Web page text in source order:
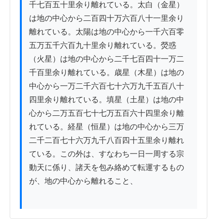
千七百五十里余り離れている。太白（金星）
は地の中心から二百四十万六百八十一里余り
離れている。太陽は地の中心から一千六百零
五万五千六百九十里余り離れている。熒惑
（火星）は地の中心から二千七百四十一万二
千百里余り離れている。歳星（木星）は地の
中心から一万二千六百七十六万九千五百八十
四里余り離れている。填星（土星）は地の中
心から二万五百七十七万五百六十四里余り離
れている。経星（恒星）は地の中心から三万
二千二百七十六万九千八百四十五里余り離れ
ている。この外は、すなわち一日一周する宗
動天に係り、諸天を包み絡めて転運するもの
が、地の中心から離れること、